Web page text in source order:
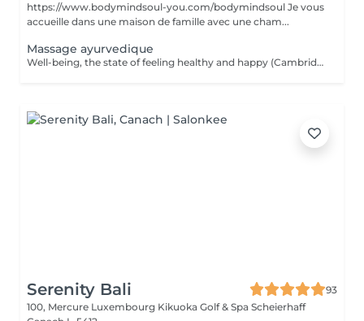
https://www.bodymindsoul-you.com/bodymindsoul Je vous
accueille dans une maison de famille avec une cham...
Massage ayurvedique
Well-being, the state of feeling healthy and happy (Cambridge dictionary) is exactly what you get during the massage. Your body and mind are in agreement. Find a moment of listening, relaxation and the opportunity to refocus and rejuvenate. The massage provokes the release of happiness hormones. The Ayurveda massage finds its roots in India and invites the body to heal itself and create balance between body, mind and spirit, all by getting massaged with hot organic oil. While the oil enters the body with smooth massage techniques, it helps the body to detoxify and release properly. In Ayurveda the science of life a person's health is based on their dosha = a balance of the five elements of the world known as fire, water, earth, space and air. The three doshas: VATA (air & space); PITTA (fire & water); KAPHA ( earth & water). Each person has one dominant dosha based on physical, emotional, mental, and behavioral characteristics. The focus is to bring the energy centers (chakras) in balance by encouraging the elimination of toxins and making the energy in our body flow.
Serenity Bali
93
100, Mercure Luxembourg Kikuoka Golf & Spa Scheierhaff